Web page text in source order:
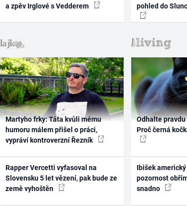
a zpěv Irglové s Vedderem
pohled do
Martyho frky: Táta kvůli mému
humoru málem přišel o práci,
vypráví kontroverzní Řezník
Rapper Vercetti vyfasoval na
Slovensku 5 let vězení, pak bude ze
země vyhoštěn
Odhalte
Proč černá
Ibišek
pozornost
snadno